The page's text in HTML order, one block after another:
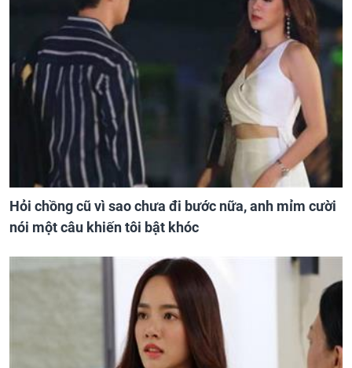
Hỏi chồng cũ vì sao chưa đi bước nữa, anh mỉm cười
nói một câu khiến tôi bật khóc